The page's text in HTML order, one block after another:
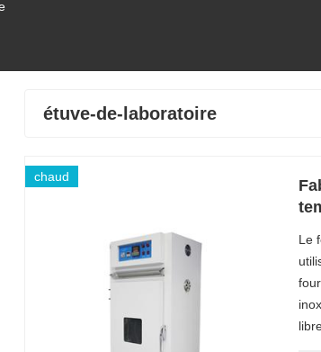
étuve-de-laboratoire
chaud
Le